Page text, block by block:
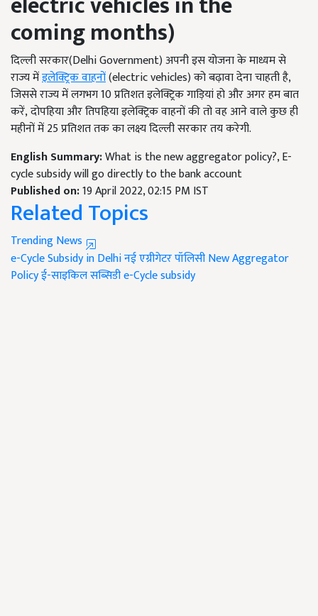
coming months)
दिल्ली सरकार(Delhi Government) अपनी इस योजना के माध्यम से
राज्य मेंइलेक्ट्रिक वाहनों(electric vehicles) को बढ़ावा देना चाहती है,
जिससे राज्य में लगभग 10 प्रतिशत इलेक्ट्रिक गाड़ियां हो और अगर हम बात
करें, दोपहिया और तिपहिया इलेक्ट्रिक वाहनों की तो वह आने वाले कुछ ही
महीनों में 25 प्रतिशत तक का लक्ष्य दिल्ली सरकार तय करेगी.
English Summary:What is the new aggregator policy?, E-
cycle subsidy will go directly to the bank account
Published on:19 April 2022, 02:15 PM IST
Related Topics
Trending News
e-Cycle Subsidy in Delhiनई एग्रीगेटर पॉलिसीNew Aggregator
Policyई-साइकिल सब्सिडीe-Cycle subsidy